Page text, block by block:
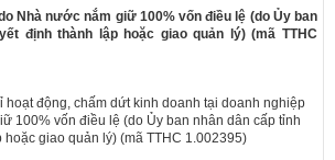
Nhà nước nắm giữ 100% vốn điều lệ (do Ủy ban
định thành lập hoặc giao quản lý) (mã TTHC
hoạt động, chấm dứt kinh doanh tại doanh nghiệp
100% vốn điều lệ (do Ủy ban nhân dân cấp tỉnh
hoặc giao quản lý) (mã TTHC 1.002395)